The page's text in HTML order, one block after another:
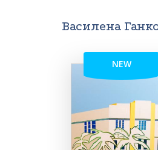
Василена
NEW